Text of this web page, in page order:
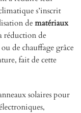
s’inscrit
dematériaux
réduction de
de chauffage grâce
fait de cette
solaires pour